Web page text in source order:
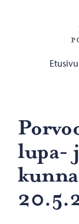
Etusivu
lupa-